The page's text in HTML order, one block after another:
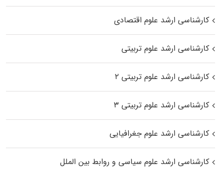
کارشناسی ارشد علوم اقتصادی
کارشناسی ارشد علوم تربیتی
کارشناسی ارشد علوم تربیتی ۲
کارشناسی ارشد علوم تربیتی ۳
کارشناسی ارشد علوم جغرافیایی
کارشناسی ارشد علوم سیاسی و روابط بین الملل